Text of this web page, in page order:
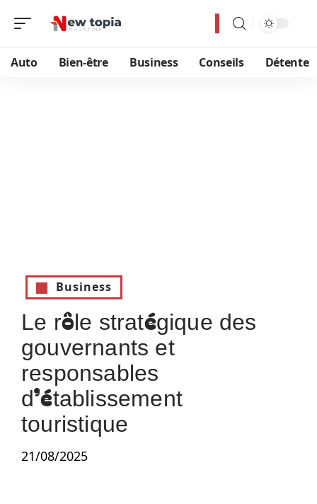
Auto Bien-être Business Conseils Détente
Business
Le rôle stratégique des
gouvernants et
responsables
d’établissement
touristique
21/08/2025